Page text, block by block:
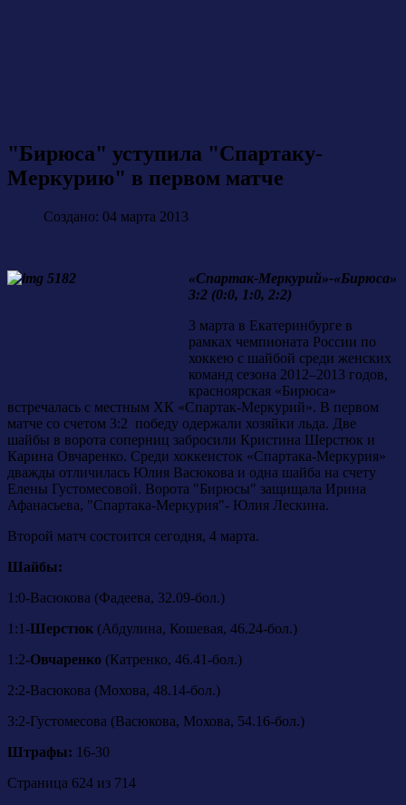
"Бирюса" уступила "Спартаку-
Меркурию" в первом матче
Создано: 04 марта 2013
«Спартак-Меркурий»-«Бирюса»
3:2 (0:0, 1:0, 2:2)
3 марта в Екатеринбурге в
рамках чемпионата России по
хоккею с шайбой среди женских
команд сезона 2012–2013 годов,
красноярская «Бирюса»
встречалась с местным ХК «Спартак-Меркурий». В первом
матче со счетом 3:2 победу одержали хозяйки льда. Две
шайбы в ворота соперниц забросили Кристина Шерстюк и
Карина Овчаренко. Среди хоккеисток «Спартака-Меркурия»
дважды отличилась Юлия Васюкова и одна шайба на счету
Елены Густомесовой. Ворота "Бирюсы" защищала Ирина
Афанасьева, "Спартака-Меркурия"- Юлия Лескина.
Второй матч состоится сегодня, 4 марта.
Шайбы:
1:0-Васюкова (Фадеева, 32.09-бол.)
1:1-Шерстюк (Абдулина, Кошевая, 46.24-бол.)
1:2-Овчаренко (Катренко, 46.41-бол.)
2:2-Васюкова (Мохова, 48.14-бол.)
3:2-Густомесова (Васюкова, Мохова, 54.16-бол.)
Штрафы: 16-30
Страница 624 из 714